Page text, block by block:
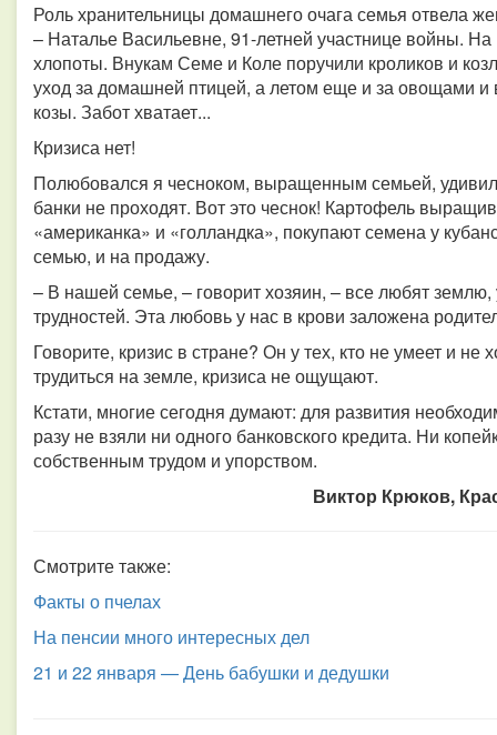
Роль хранительницы домашнего очага семья отвела
– Наталье Васильевне, 91-летней участнице войны.
хлопоты. Внукам Семе и Коле поручили кроликов и
уход за домашней птицей, а летом еще и за овощами
козы. Забот хватает...
Кризиса нет!
Полюбовался я чесноком, выращенным семьей,
банки не проходят. Вот это чеснок! Картофель
«американка» и «голландка», покупают семена у
семью, и на продажу.
– В нашей семье, – говорит хозяин, – все любят
трудностей. Эта любовь у нас в крови заложена
Говорите, кризис в стране? Он у тех, кто не умеет и не
трудиться на земле, кризиса не ощущают.
Кстати, многие сегодня думают: для развития
разу не взяли ни одного банковского кредита. Ни
собственным трудом и упорством.
Виктор Крюков,
Смотрите также:
Факты о пчелах
На пенсии много интересных дел
21 и 22 января — День бабушки и дедушки